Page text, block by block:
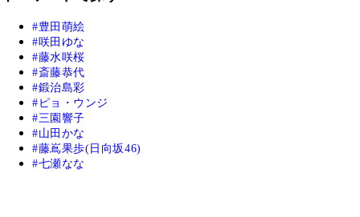
豊田萌絵
咲田ゆな
藤水咲桜
斎藤恭代
鍛治島彩
ピョ・ウンジ
三園響子
山田かな
藤嶌果歩(日向坂46)
七瀬なな